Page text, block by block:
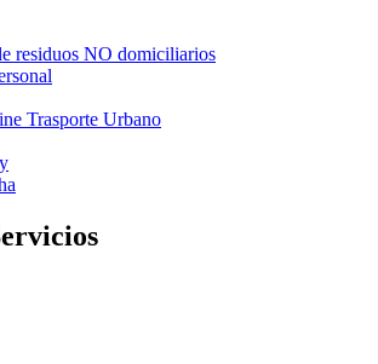
residuos NO domiciliarios
Trasporte Urbano